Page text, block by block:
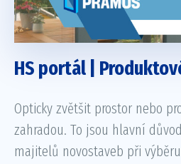
HS portál |
Opticky zvětšit prostor nebo
zahradou. To jsou hlavní
majitelů novostaveb při